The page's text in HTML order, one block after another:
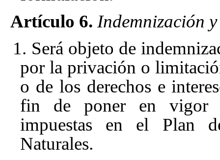
Artículo 6. Indemnización
1. Será objeto de
por la privación o
o de los derechos e
fin de poner en vigor
impuestas en el Plan
Naturales.